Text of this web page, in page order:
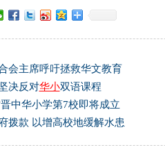
会主席呼吁拯救华文教育
决反对华小双语课程
中华小学第7校即将成立
拨款 以增高校地缓解水患